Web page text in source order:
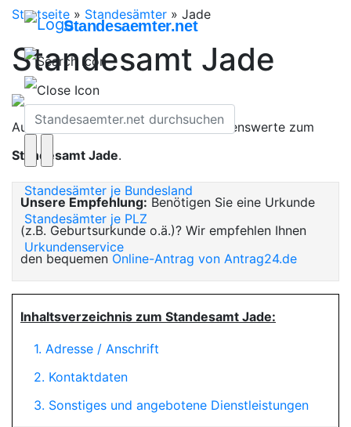
Standesaemter.net
Standesämter je Bundesland
Standesämter je PLZ
Urkundenservice
Startseite » Standesämter » Jade
Standesamt Jade
Auf dieser Seite finden Sie alles Wissenswerte zum
Standesamt Jade.
Unsere Empfehlung: Benötigen Sie eine Urkunde
(z.B. Geburtsurkunde o.ä.)? Wir empfehlen Ihnen
den bequemen Online-Antrag von Antrag24.de
Inhaltsverzeichnis zum Standesamt Jade:
1. Adresse / Anschrift
2. Kontaktdaten
3. Sonstiges und angebotene Dienstleistungen